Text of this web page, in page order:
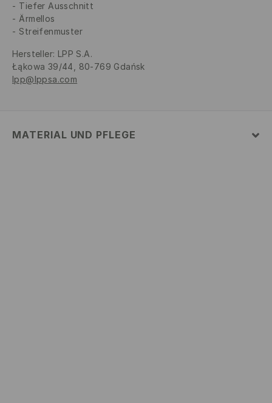
Tiefer Ausschnitt
Ärmellos
Streifenmuster
Hersteller: LPP S.A.
Łąkowa 39/44, 80-769 Gdańsk
lpp@lppsa.com
MATERIAL UND PFLEGE